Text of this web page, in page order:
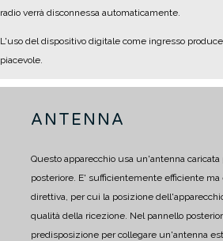
radio verrà disconnessa automaticamente.
L'uso del dispositivo digitale come ingresso
piacevole.
ANTENNA
Questo apparecchio usa un'antenna
posteriore. E' sufficientemente efficiente
direttiva, per cui la posizione
qualità della ricezione. Nel pannello
predisposizione per collegare un'antenna